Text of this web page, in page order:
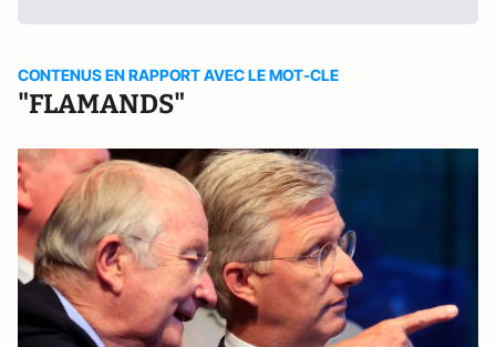
CONTENUS EN RAPPORT AVEC LE MOT-CLE
"FLAMANDS"